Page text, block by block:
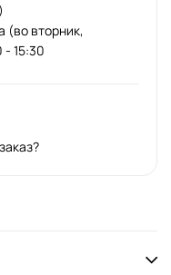
(во вторник,
- 15:30